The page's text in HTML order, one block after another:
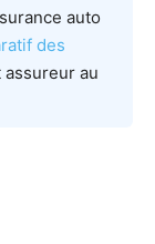
auto
des
au